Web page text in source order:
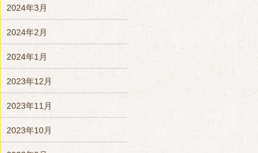
2024年3月
2024年2月
2024年1月
2023年12月
2023年11月
2023年10月